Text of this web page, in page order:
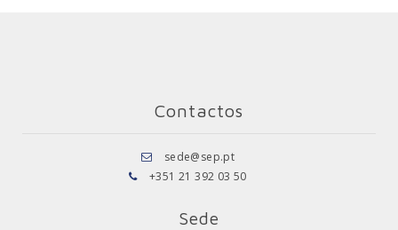
Contactos
sede@sep.pt
+351 21 392 03 50
Sede